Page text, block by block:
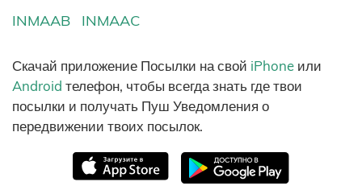
INMAAB
INMAAC
Скачай приложение Посылки на свой iPhone или
Android телефон, чтобы всегда знать где твои
посылки и получать Пуш Уведомления о
передвижении твоих посылок.